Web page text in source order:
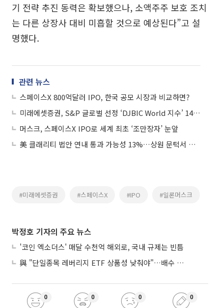
기 전략 추진 동력은 확보했으나, 소액주주 보호 조치
는 다른 상장사 대비 미흡할 것으로 예상된다”고 설
명했다.
관련 뉴스
스페이스X 800억달러 IPO, 한국 공모 시장과 비교하면?
미래에셋증권, S&P 글로벌 선정 ‘DJBIC World 지수’ 14년 연속 편입
머스크, 스페이스X IPO로 세계 최초 ‘조만장자’ 눈앞
美 클래리티 법안 연내 통과 가능성 13%…상원 문턱서 제동
#미래에셋증권 #스페이스X #IPO #일론머스크
박정호 기자의 주요 뉴스
'코인 엑소더스' 매달 수천억 해외로, 국내 규제는 빈틈
與 "단일종목 레버리지 ETF 상품성 낮춰야"…배수 조정안도 거론
0 0 0 0